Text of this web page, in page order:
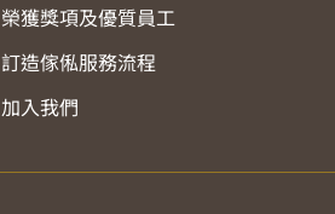
榮獲獎項及優質員工
訂造傢俬服務流程
加入我們